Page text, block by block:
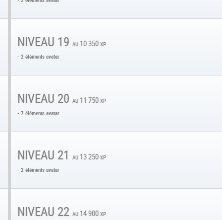
NIVEAU 19 au 10 350 xp
- 2 éléments avatar
NIVEAU 20 au 11 750 xp
- 7 éléments avatar
NIVEAU 21 au 13 250 xp
- 2 éléments avatar
NIVEAU 22 au 14 900 xp